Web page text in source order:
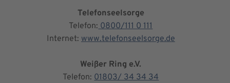
Telefonseelsorge
Telefon: 0800/111 0 111
Internet: www.telefonseelsorge.de
Weißer Ring e.V.
Telefon: 01803/ 34 34 34